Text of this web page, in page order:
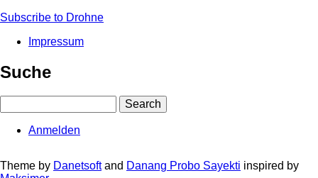
Subscribe to Drohne
Impressum
Suche
account
Anmelden
Theme by Danetsoftand Danang Probo Sayekti inspired by